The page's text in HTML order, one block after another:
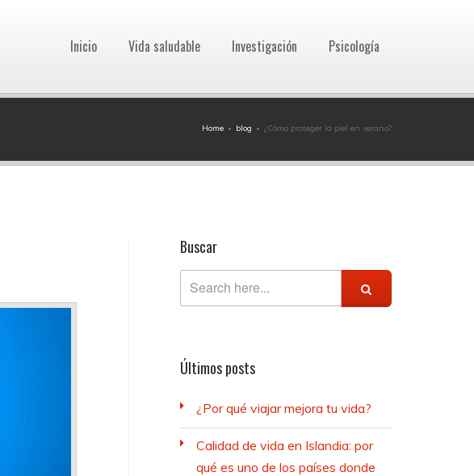
Inicio Vida saludable Investigación Psicología
Home › blog › ¿Cómo proteger la piel en verano?
Buscar
Últimos posts
¿Por qué viajar mejora tu vida?
Calidad de vida en Islandia: por
qué es uno de los países donde